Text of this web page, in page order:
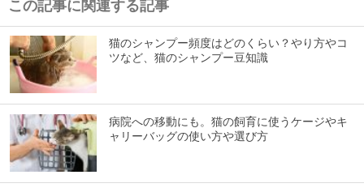
この記事に関連する記事
猫のシャンプー頻度はどのくらい？やり方やコ
ツなど、猫のシャンプー豆知識
病院への移動にも。猫の飼育に使うケージやキ
ャリーバッグの使い方や選び方